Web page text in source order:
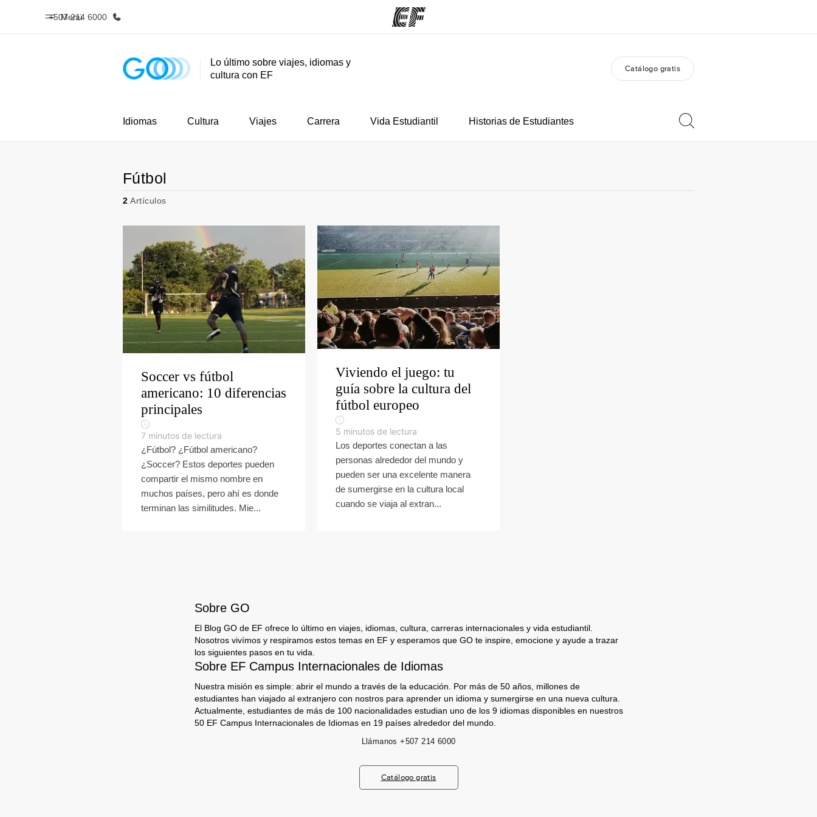
Menú
+507 214 6000
Inicio Programas Trabajos
Lo último sobre viajes, idiomas y
cultura con EF
Catálogo gratis
Idiomas Cultura Viajes Carrera Vida Estudiantil Historias de Estudiantes
Fútbol
2 Artículos
Soccer vs fútbol
americano: 10 diferencias
principales
7 minutos de lectura
¿Fútbol? ¿Fútbol americano?
¿Soccer? Estos deportes pueden
compartir el mismo nombre en
muchos países, pero ahí es donde
terminan las similitudes. Mie...
Viviendo el juego: tu
guía sobre la cultura del
fútbol europeo
5 minutos de lectura
Los deportes conectan a las
personas alrededor del mundo y
pueden ser una excelente manera
de sumergirse en la cultura local
cuando se viaja al extran...
Sobre GO
El Blog GO de EF ofrece lo último en viajes, idiomas, cultura, carreras internacionales y vida estudiantil.
Nosotros vivímos y respiramos estos temas en EF y esperamos que GO te inspire, emocione y ayude a trazar
los siguientes pasos en tu vida.
Sobre EF Campus Internacionales de Idiomas
Nuestra misión es simple: abrir el mundo a través de la educación. Por más de 50 años, millones de
estudiantes han viajado al extranjero con nostros para aprender un idioma y sumergirse en una nueva cultura.
Actualmente, estudiantes de más de 100 nacionalidades estudian uno de los 9 idiomas disponibles en nuestros
50 EF Campus Internacionales de Idiomas en 19 países alrededor del mundo.
Llámanos +507 214 6000
Catálogo gratis